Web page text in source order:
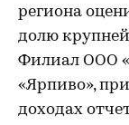
региона
долю
Филиал ООО
«Ярпиво»,
доходах